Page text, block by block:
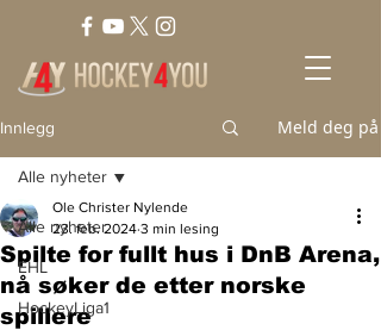
Innlegg Meld deg på
Alle nyheter
EHL
HockeyLiga1
Alle nyheter
Spilte for fullt hus i DnB Arena,
nå søker de etter norske
spillere
Ole Christer Nylende
23. feb. 2024 3 min lesing